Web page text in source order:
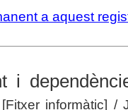
a aquest
i
[Fitxer informàtic] /